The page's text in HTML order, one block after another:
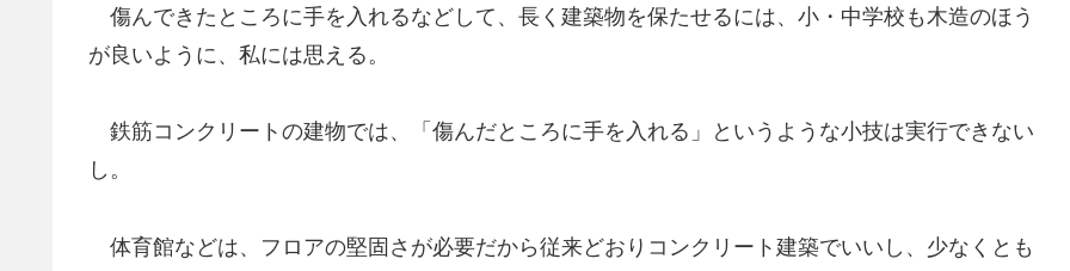
傷んできたところに手を入れるなどして、長く建築物を保たせるには、小・中学校も木造のほう
が良いように、私には思える。
鉄筋コンクリートの建物では、「傷んだところに手を入れる」というような小技は実行できない
し。
体育館などは、フロアの堅固さが必要だから従来どおりコンクリート建築でいいし、少なくとも